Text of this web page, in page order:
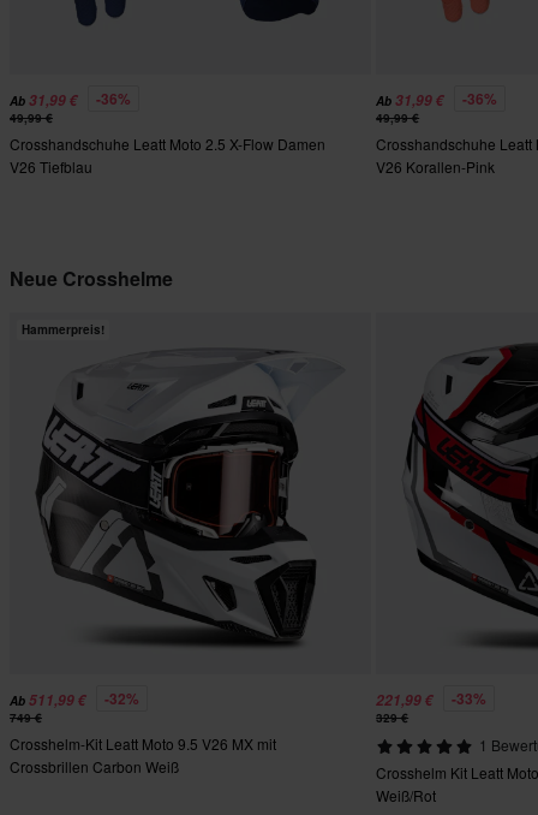
Ab 31,99 € -36%
49,99 €
Crosshandschuhe Leatt Moto 2.5 X-Flow Damen
V26 Tiefblau
Ab31,99 € -36%
49,99 €
Crosshandschuhe Leatt
V26 Korallen-Pink
Neue Crosshelme
Hammerpreis!
Ab 511,99 € -32%
749 €
Crosshelm-Kit Leatt Moto 9.5 V26 MX mit
Crossbrillen Carbon Weiß
221,99 € -33%
329 €
1
Crosshelm Kit Leatt
Weiß/Rot